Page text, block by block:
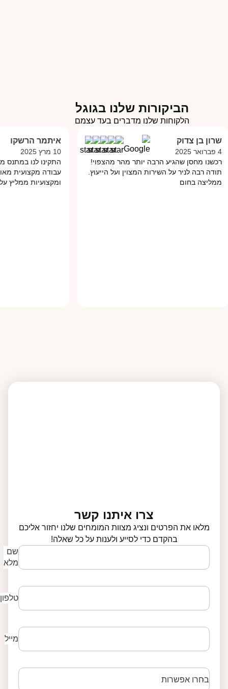
הביקורות שלנו בגוגל
הלקוחות שלנו מדברים בעד עצמם
בן צדוק
מחסן שהגיע הרבה יותר מהר מהצפוי!
רבה לניר על השירות המצוין ועל הייעוץ.
בחום
איתמר הרשקו
התקינו לנו במתנס
עבודה מקצועית מאוד
ומקצועיות ממליץ עליהם
צרו איתנו קשר
מלאו את הפרטים ונציג מצוות המומחים שלנו יחזור אליכם
בהקדם כדי לסייע ולענות על כל שאלה!
שם
מלא
טלפון
מייל